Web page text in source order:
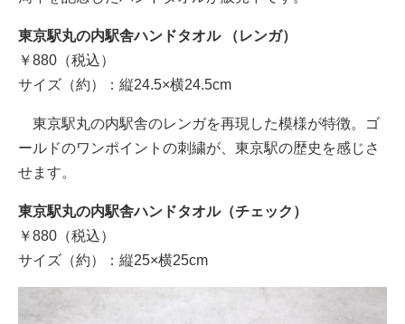
東京駅丸の内駅舎ハンドタオル （レンガ）
￥880（税込）
サイズ（約）：縦24.5×横24.5cm
東京駅丸の内駅舎のレンガを再現した模様が特徴。ゴ
ールドのワンポイントの刺繍が、東京駅の歴史を感じさ
せます。
東京駅丸の内駅舎ハンドタオル（チェック）
￥880（税込）
サイズ（約）：縦25×横25cm